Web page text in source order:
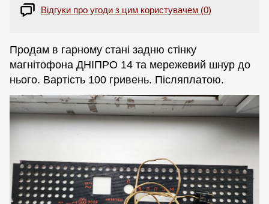
Відгуки про угоди з цим користувачем (0)
Продам в гарному стані задню стінку
магнітофона ДНІПРО 14 та мережевий шнур до
нього. Вартість 100 гривень. Післяплатою.